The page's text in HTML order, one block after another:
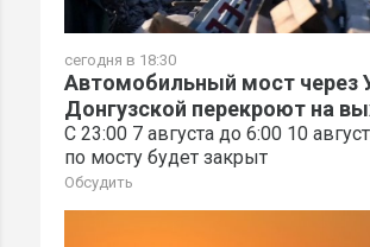
сегодня в 18:30
Автомобильный мост через
Донгузской перекроют на
С 23:00 7 августа до 6:00 10
по мосту будет закрыт
Обсудить